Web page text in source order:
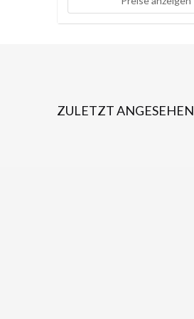
ZULETZT ANGESEHEN